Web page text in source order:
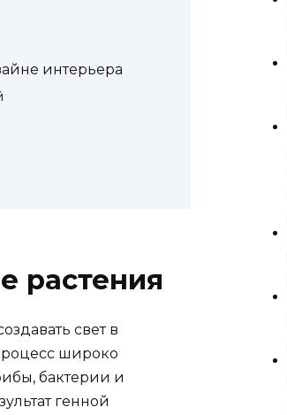
интерьера
растения
свет в
широко
бактерии и
генной